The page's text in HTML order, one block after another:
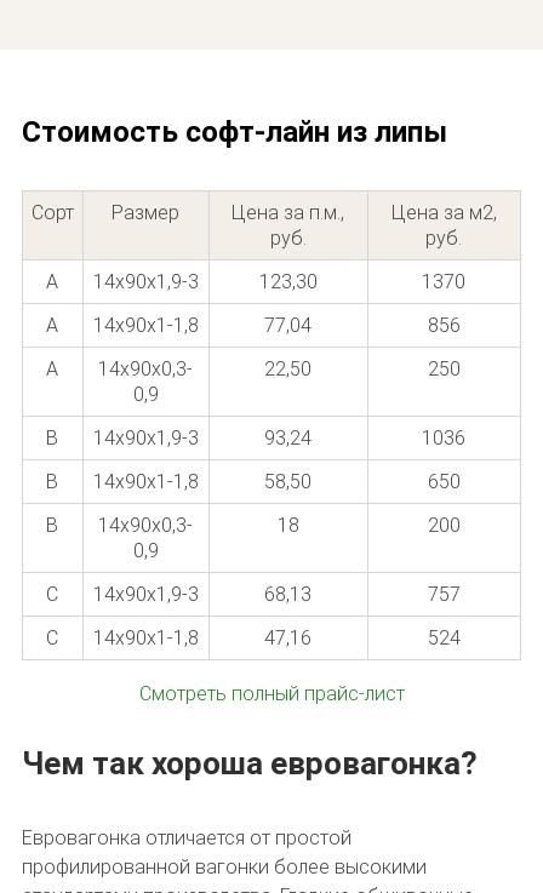
Стоимость софт-лайн из липы
Сорт Размер
Цена за п.м.,
руб.
Цена за м2,
руб.
A
14х90х1,9-3 123,30
1370
A
14х90х1-1,8 77,04
856
A
14х90х0,3-
0,9
22,50 250
В 14х90х1,9-3 93,24
1036
В
14х90х1-1,8 58,50
650
В
14х90х0,3-
0,9
18 200
С 14х90х1,9-3 68,13
757
С
14х90х1-1,8 47,16 524
Смотреть полный прайс-лист
Чем так хороша евровагонка?
Евровагонка отличается от простой
профилированной вагонки более высокими